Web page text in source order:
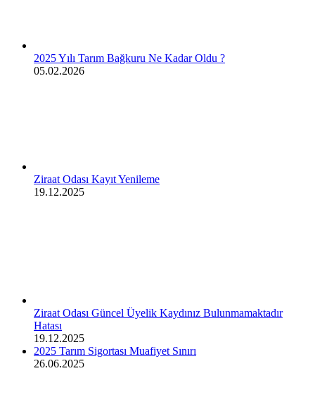
2025 Yılı Tarım Bağkuru Ne Kadar Oldu ?
05.02.2026
Ziraat Odası Kayıt Yenileme
19.12.2025
Ziraat Odası Güncel Üyelik Kaydınız Bulunmamaktadır
Hatası
19.12.2025
2025 Tarım Sigortası Muafiyet Sınırı
26.06.2025